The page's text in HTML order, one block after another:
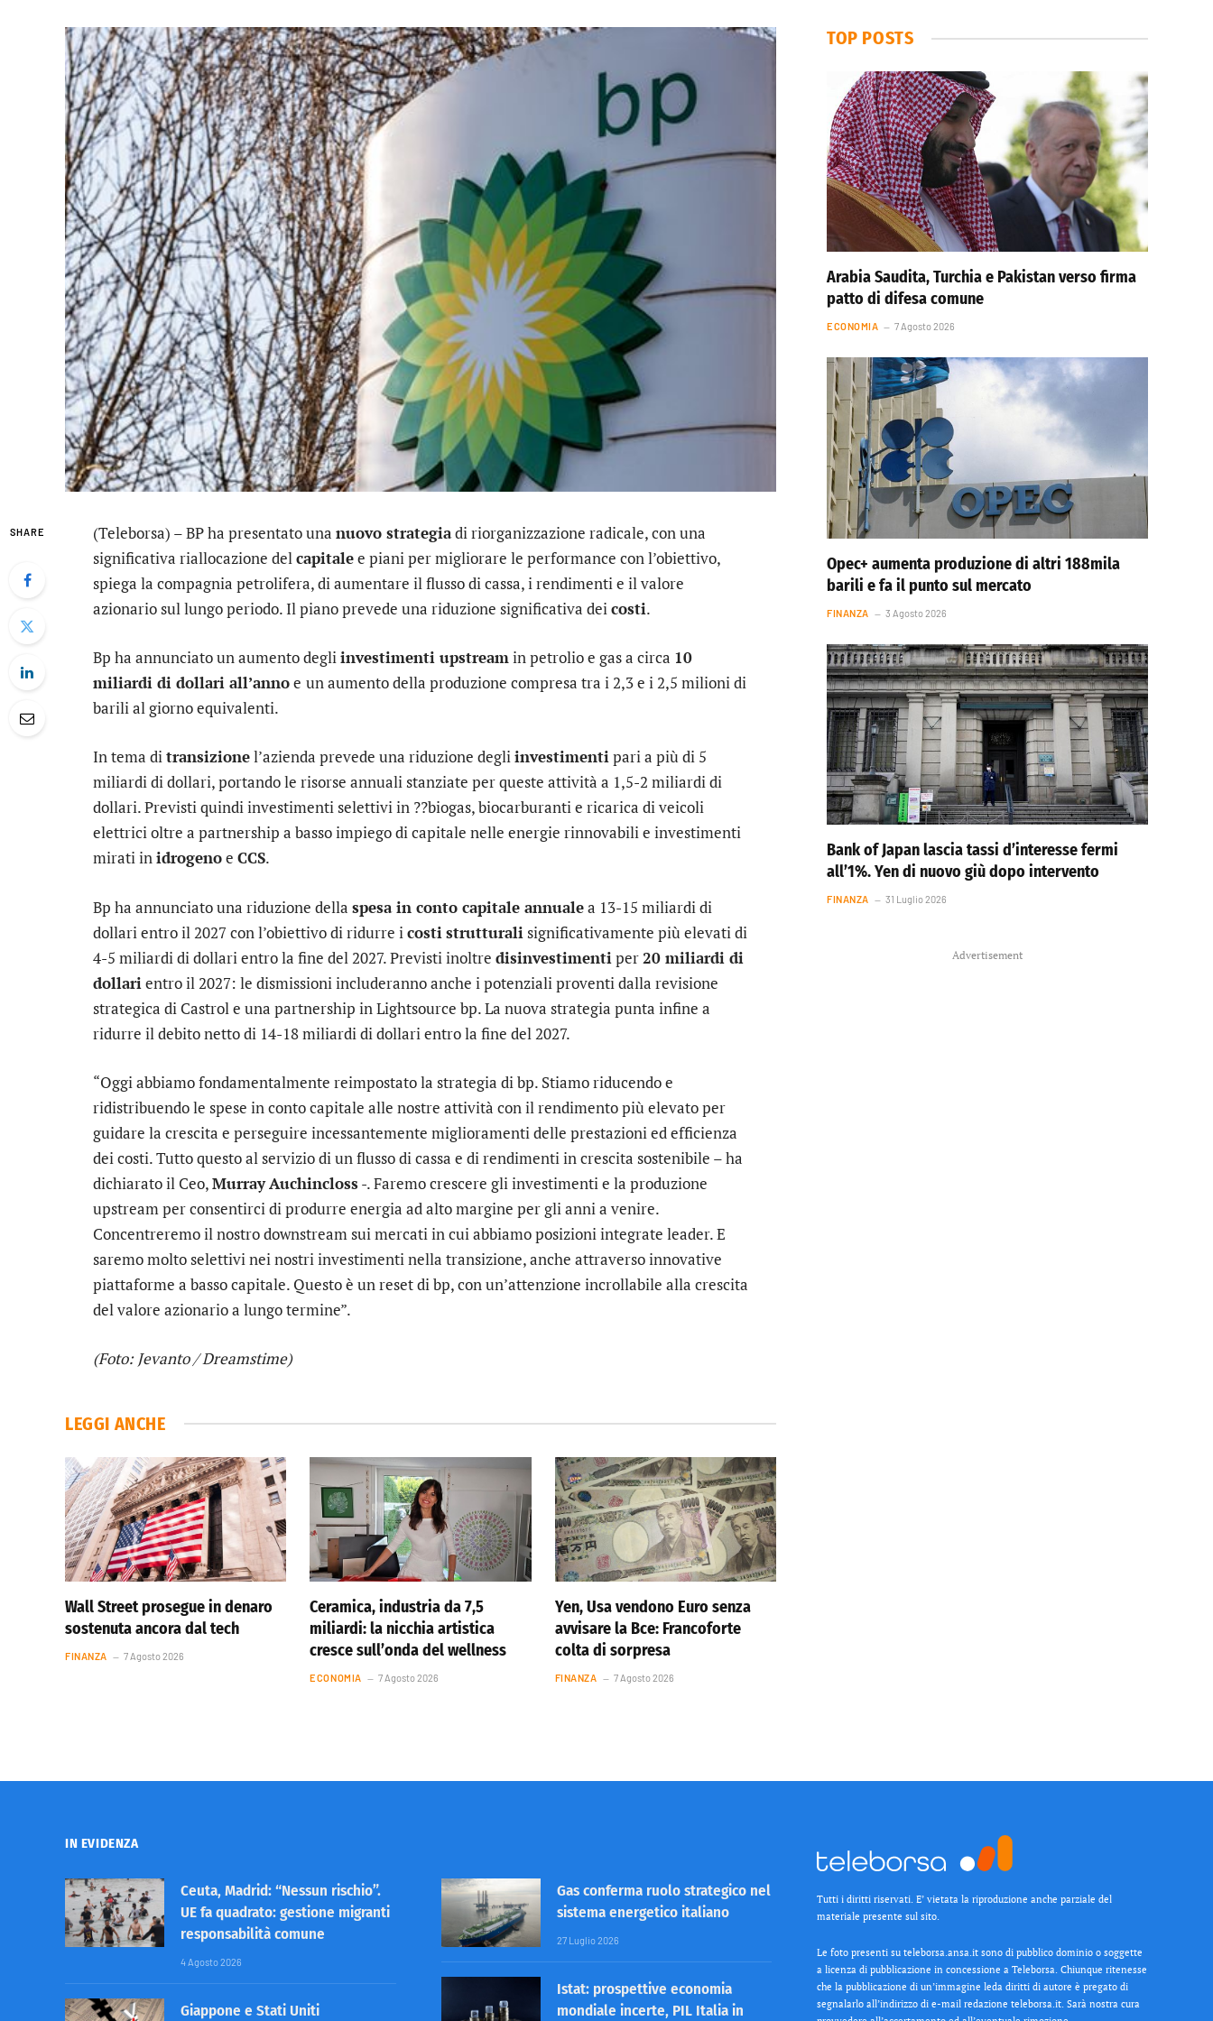
SHARE (Teleborsa) –BPha presentato una nuovo strategiadi riorganizzazione radicale, con una
significativa riallocazione delcapitalee piani per migliorare le performance con l’obiettivo,
spiega la compagnia petrolifera, di aumentare il flusso di cassa, i rendimenti e il valore
azionario sul lungo periodo. Il piano prevede una riduzione significativa deicosti.
Bp ha annunciato un aumento degliinvestimenti upstreamin petrolio e gas a circa 10
miliardi di dollari all’annoe un aumento della produzione compresa tra i 2,3 e i 2,5 milioni di
barili al giorno equivalenti.
In tema ditransizionel’azienda prevede una riduzione degliinvestimentipari a più di 5
miliardi di dollari, portando le risorse annuali stanziate per queste attività a 1,5-2 miliardi di
dollari. Previsti quindi investimenti selettivi in ??biogas, biocarburanti e ricarica di veicoli
elettrici oltre a partnership a basso impiego di capitale nelle energie rinnovabili e investimenti
mirati inidrogenoe CCS.
Bp ha annunciato una riduzione della spesa in conto capitale annualea 13-15 miliardi di
dollari entro il 2027 con l’obiettivo di ridurre i costi strutturali significativamente più elevati di
4-5 miliardi di dollari entro la fine del 2027. Previsti inoltre disinvestimenti per 20 miliardi di
dollari entro il 2027: le dismissioni includeranno anche i potenziali proventi dalla revisione
strategica di Castrol e una partnership in Lightsource bp. La nuova strategia punta infine a
ridurre il debito netto di 14-18 miliardi di dollari entro la fine del 2027.
“Oggi abbiamo fondamentalmente reimpostato la strategia di bp. Stiamo riducendo e
ridistribuendo le spese in conto capitale alle nostre attività con il rendimento più elevato per
guidare la crescita e perseguire incessantemente miglioramenti delle prestazioni ed efficienza
dei costi. Tutto questo al servizio di un flusso di cassa e di rendimenti in crescita sostenibile – ha
dichiarato il Ceo,MurrayAuchincloss-. Faremo crescere gli investimenti e la produzione
upstream per consentirci di produrre energia ad alto margine per gli anni a venire.
Concentreremo il nostro downstream sui mercati in cui abbiamo posizioni integrate leader. E
saremo molto selettivi nei nostri investimenti nella transizione, anche attraverso innovative
piattaforme a basso capitale. Questo è un reset di bp, con un’attenzione incrollabile alla crescita
del valore azionario a lungo termine”.
(Foto: Jevanto / Dreamstime)
LEGGI ANCHE
Wall Street prosegue in denaro
sostenuta ancora dal tech
FINANZA 7 Agosto 2026
Ceramica, industria da 7,5
miliardi: la nicchia artistica
cresce sull’onda del wellness
ECONOMIA 7 Agosto 2026
Yen, Usa vendono Euro senza
avvisare la Bce: Francoforte
colta di sorpresa
FINANZA 7 Agosto 2026
TOP POSTS
Arabia Saudita, Turchia e Pakistan verso firma
patto di difesa comune
ECONOMIA 7 Agosto 2026
Opec+ aumenta produzione di altri 188mila
barili e fa il punto sul mercato
FINANZA 3 Agosto 2026
Bank of Japan lascia tassi d’interesse fermi
all’1%. Yen di nuovo giù dopo intervento
FINANZA 31 Luglio 2026
Advertisement
IN EVIDENZA
Ceuta, Madrid: “Nessun rischio”.
UE fa quadrato: gestione migranti
responsabilità comune
4 Agosto 2026
Giappone e Stati Uniti
Gas conferma ruolo strategico nel
sistema energetico italiano
27 Luglio 2026
Istat: prospettive economia
mondiale incerte, PIL Italia in
Tutti i diritti riservati. E’ vietata la riproduzione anche parziale del
materiale presente sul sito.
Le foto presenti su teleborsa.ansa.it sono di pubblico dominio o soggette
a licenza di pubblicazione in concessione a Teleborsa. Chiunque ritenesse
che la pubblicazione di un’immagine leda diritti di autore è pregato di
segnalarlo all’indirizzo di e-mail redazione teleborsa.it. Sarà nostra cura